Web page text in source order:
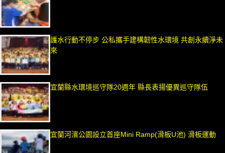
護水行動不停步 公私攜手建構韌性水環境 共創永續淨未
來
宜蘭縣水環境巡守隊20週年 縣長表揚優異巡守隊伍
宜蘭河濱公園設立首座Mini Ramp(滑板U池) 滑板運動